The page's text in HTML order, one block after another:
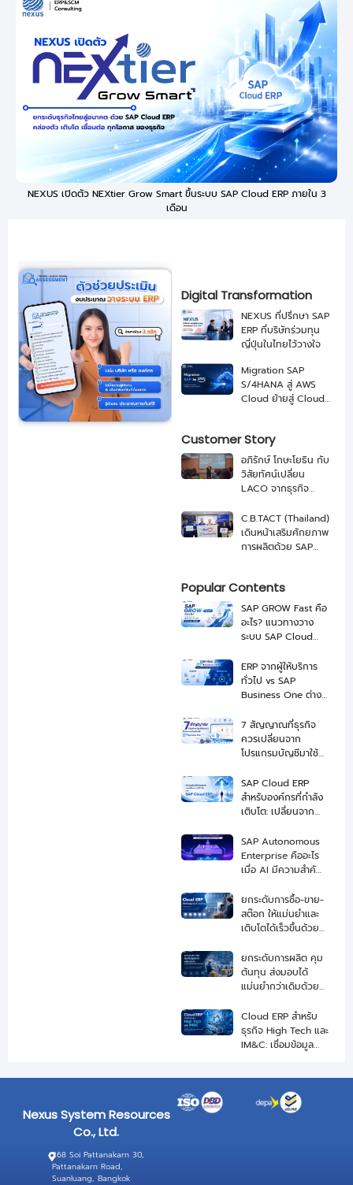
NEXUS เปิดตัว NEXtier Grow Smart ขึ้นระบบ SAP Cloud ERP ภายใน 3
เดือน
Digital Transformation
NEXUS ที่ปรึกษา SAP
ERP ที่บริษัทร่วมทุน
ญี่ปุ่นในไทยไว้วางใจ
Migration SAP
S/4HANA สู่ AWS
Cloud ย้ายสู่ Cloud
Customer Story
อภิรักษ์ โกษะโยธิน กับ
วิสัยทัศน์เปลี่ยน
LACO จากธุรกิจ
ระดับโลกด้วย SAP
และ NEXUS
C.B.TACT (Thailand)
เดินหน้าเสริมศักยภาพ
การผลิตด้วย SAP
Popular Contents
SAP GROW Fast คือ
อะไร? แนวทางวาง
ระบบ SAP Cloud
เร็วขึ้น
ERP จากผู้ให้บริการ
ทั่วไป vs SAP
Business One ต่าง
ไหนดี
7 สัญญาณที่ธุรกิจ
ควรเปลี่ยนจาก
โปรแกรมบัญชีมาใช้
SAP Cloud ERP
สำหรับองค์กรที่กำลัง
เติบโต: เปลี่ยนจาก
พร้อมขยายธุรกิจ
SAP Autonomous
Enterprise คืออะไร
เมื่อ AI มีความสำคัญ
ยกระดับการซื้อ-ขาย-
สต๊อก ให้แม่นยำและ
เติบโตได้เร็วขึ้นด้วย
ธุรกิจ Trading
ยกระดับการผลิต คุม
ต้นทุน ส่งมอบได้
แม่นยำกว่าเดิมด้วย
ธุรกิจอุตสาหกรรมรับ
ผลิต OEM
Cloud ERP สำหรับ
ธุรกิจ High Tech และ
IM&C: เชื่อมข้อมูล
Nexus System Resources
Co., Ltd.
268 Soi Pattanakarn 30,
Pattanakarn Road,
Suanluang, Bangkok